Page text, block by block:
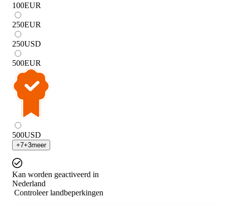
100EUR
250EUR
250USD
500EUR
500USD
+7+3meer
Kan worden geactiveerd in
Nederland
Controleer landbeperkingen